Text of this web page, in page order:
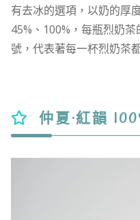
有去冰的選項，以奶的厚
45%、100%，每瓶烈奶
號，代表著每一杯烈奶茶
仲夏·紅韻